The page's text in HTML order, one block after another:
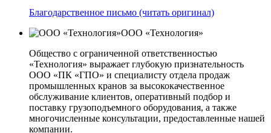
Благодарственное письмо (читать оригинал)
ООО «Технология»
Общество с ограниченной ответственностью
«Технология» выражает глубокую признательность
ООО «ПК «ГПО» и специалисту отдела продаж
промышленных кранов за высококачественное
обслуживание клиентов, оперативный подбор и
поставку грузоподъемного оборудования, а также
многочисленные консультации, предоставленные нашей
компании.